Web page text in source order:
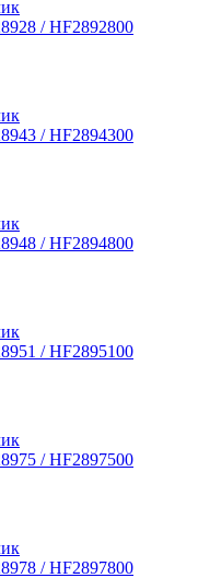
/ HF2892800
/ HF2894300
/ HF2894800
/ HF2895100
/ HF2897500
/ HF2897800